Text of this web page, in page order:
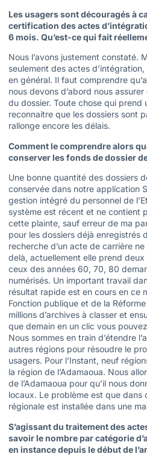
Les usagers sont découragés à
certification des actes
6 mois. Qu’est-ce qui fait
Nous l’avons justement constaté.
seulement des actes
en général. Il faut comprendre
nous devons d’abord nous
du dossier. Toute chose qui prend
reconnaitre que les dossiers sont
rallonge encore les délais.
Comment le comprendre alors
conserver les fonds de dossier
Une bonne quantité des dossiers
conservée dans notre application
gestion intégré du personnel de
système est récent et ne contient
cette plainte, sauf erreur de ma
pour les dossiers déjà enregistrés
recherche d’un acte de carrière
delà, actuellement elle prend
ceux des années 60, 70, 80
numérisés. Un important travail
résultat rapide est en cours en ce
Fonction publique et de la
millions d’archives à classer et
que demain en un clic vous
Nous sommes en train d’étendre
autres régions pour résoudre le
usagers. Pour l’Instant, neuf
la région de l’Adamaoua. Nous
de l’Adamaoua pour qu’il nous
locaux. Le problème est que
régionale est installée dans une
S’agissant du traitement des
savoir le nombre par catégorie
en instance depuis le début de